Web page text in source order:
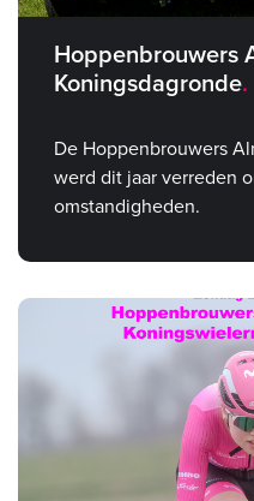
Hoppenbrouwers
Koningsdagronde
De Hoppenbrouwers
werd dit jaar verreden
omstandigheden.